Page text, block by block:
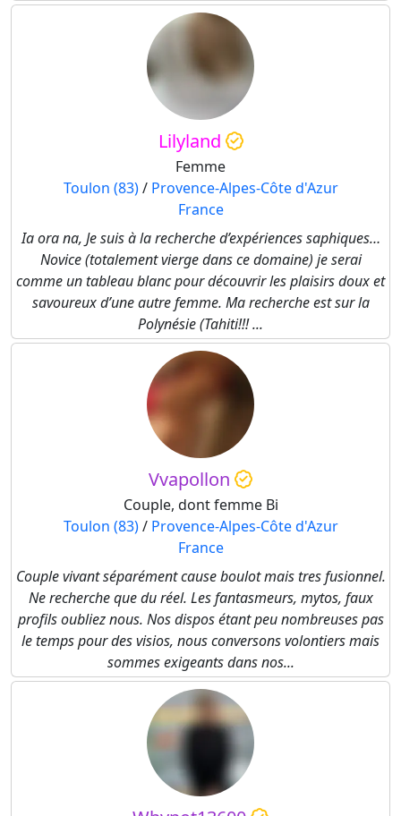
Lilyland
Femme
Toulon (83)/ Provence-Alpes-Côte d'Azur
France
Ia ora na, Je suis à la recherche d’expériences saphiques…
Novice (totalement vierge dans ce domaine) je serai
comme un tableau blanc pour découvrir les plaisirs doux et
savoureux d’une autre femme. Ma recherche est sur la
Polynésie (Tahiti!!! ...
Vvapollon
Couple, dont femme Bi
Toulon (83)/ Provence-Alpes-Côte d'Azur
France
Couple vivant séparément cause boulot mais tres fusionnel.
Ne recherche que du réel. Les fantasmeurs, mytos, faux
profils oubliez nous. Nos dispos étant peu nombreuses pas
le temps pour des visios, nous conversons volontiers mais
sommes exigeants dans nos...